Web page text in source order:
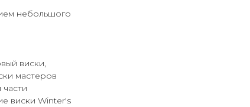
небольшого
виски,
мастеров
виски Winter's